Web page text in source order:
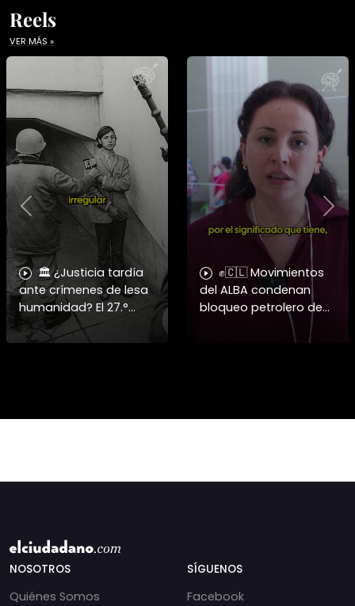
Reels
VER MÁS »
🏛️ ¿Justicia tardía
ante crímenes de lesa
humanidad? El 27.°
Juzgado Civil de
Santiago condenó al
✊🇨🇱 Movimientos
del ALBA condenan
bloqueo petrolero de
defienden a Raúl
Previous
NOSOTROS
Quiénes Somos
SÍGUENOS
Facebook